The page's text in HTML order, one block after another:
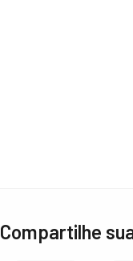
Compartilhe